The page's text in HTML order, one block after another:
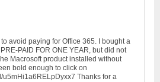
to avoid paying for Office 365. I bought a
PAID FOR ONE YEAR, but did not
Macrosoft product installed without
bold enough to click on
u5mHi1a6RELpDyxx7 Thanks for a